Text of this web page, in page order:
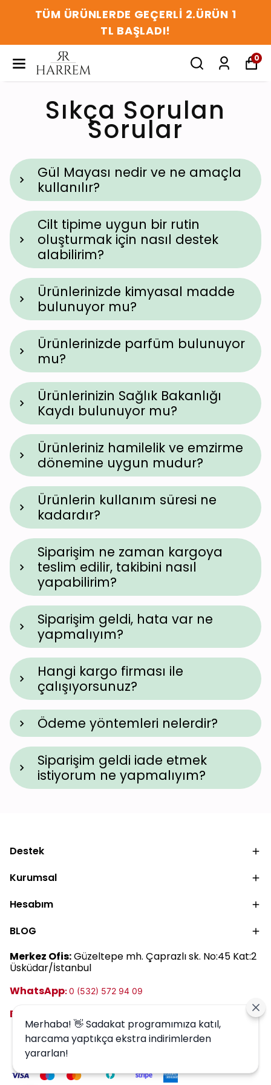
TÜM ÜRÜNLERDE GEÇERLİ 2.ÜRÜN 1
TL BAŞLADI!
0
Sıkça Sorulan
Sorular
Gül Mayası nedir ve ne amaçla
kullanılır?
Cilt tipime uygun bir rutin
oluşturmak için nasıl destek
alabilirim?
Ürünlerinizde kimyasal madde
bulunuyor mu?
Ürünlerinizde parfüm bulunuyor
mu?
Ürünlerinizin Sağlık Bakanlığı
Kaydı bulunuyor mu?
Ürünleriniz hamilelik ve emzirme
dönemine uygun mudur?
Ürünlerin kullanım süresi ne
kadardır?
Siparişim ne zaman kargoya
teslim edilir, takibini nasıl
yapabilirim?
Siparişim geldi, hata var ne
yapmalıyım?
Hangi kargo firması ile
çalışıyorsunuz?
Ödeme yöntemleri nelerdir?
Siparişim geldi iade etmek
istiyorum ne yapmalıyım?
Destek
Kurumsal
Hesabım
BLOG
Merkez Ofis:Güzeltepe mh. Çaprazlı sk. No:45 Kat:2
Üsküdar/İstanbul
WhatsApp:0 (532) 572 94 09
E-posta:
Merhaba! 👋 Sadakat programımıza katıl,
harcama yaptıkça ekstra indirimlerden
yararlan!